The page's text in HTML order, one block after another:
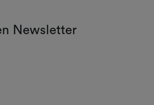
Newsletter